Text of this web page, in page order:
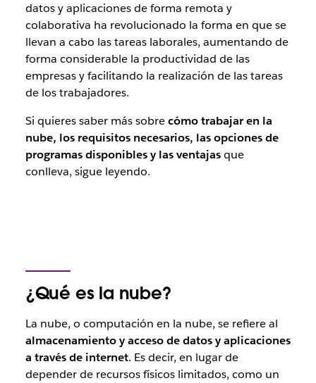
datos y aplicaciones de forma remota y
colaborativa ha revolucionado la forma en que se
llevan a cabo las tareas laborales, aumentando de
forma considerable la productividad de las
empresas y facilitando la realización de las tareas
de los trabajadores.
Si quieres saber más sobrecómo trabajar en la
nube, los requisitos necesarios, las opciones de
programas disponibles y las ventajasque
conlleva, sigue leyendo.
¿Qué es la nube?
La nube, o computación en la nube, se refiere al
almacenamiento y acceso de datos y aplicaciones
a través de internet. Es decir, en lugar de
depender de recursos físicos limitados, como un